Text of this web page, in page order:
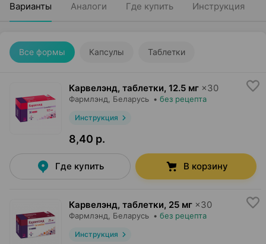
Варианты Аналоги Где купить Инструкция
Все формы Капсулы Таблетки
Карвелэнд, таблетки, 12.5 мг ×30
Фармлэнд , Беларусь • без рецепта
Инструкция
8,40 р.
Где купить В корзину
Карвелэнд, таблетки, 25 мг ×30
Фармлэнд , Беларусь • без рецепта
Инструкция